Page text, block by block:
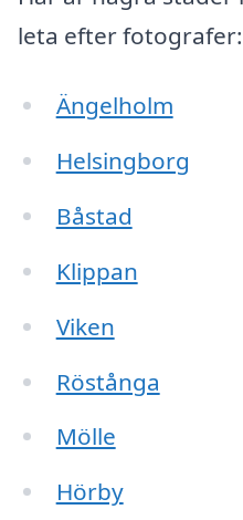
leta efter fotografer:
Ängelholm
Helsingborg
Båstad
Klippan
Viken
Röstånga
Mölle
Hörby